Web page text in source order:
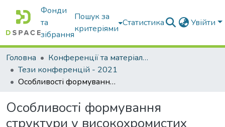
Фонди
та
зібрання
Пошук за
критеріями
Статистика Увійти
Головна
Конференції та матеріали конференцій
Тези конференцій - 2021
Особливості формування структури у високохромистих жароміцних сплавах при спрямованому їх кристалізувані
Особливості формування
структури у високохромистих